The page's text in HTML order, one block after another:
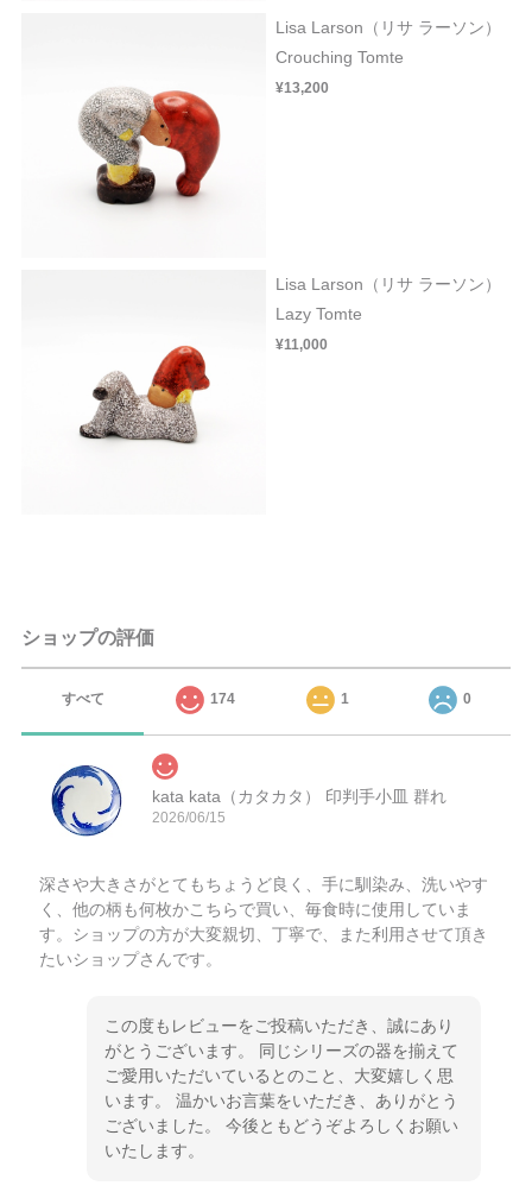
Lisa Larson（リサ ラーソン）
Crouching Tomte
¥13,200
Lisa Larson（リサ ラーソン）
Lazy Tomte
¥11,000
ショップの評価
すべて 174 1 0
kata kata（カタカタ） 印判手小皿 群れ
2026/06/15
深さや大きさがとてもちょうど良く、手に馴染み、洗いやす
く、他の柄も何枚かこちらで買い、毎食時に使用していま
す。ショップの方が大変親切、丁寧で、また利用させて頂き
たいショップさんです。
この度もレビューをご投稿いただき、誠にあり
がとうございます。 同じシリーズの器を揃えて
ご愛用いただいているとのこと、大変嬉しく思
います。 温かいお言葉をいただき、ありがとう
ございました。 今後ともどうぞよろしくお願い
いたします。